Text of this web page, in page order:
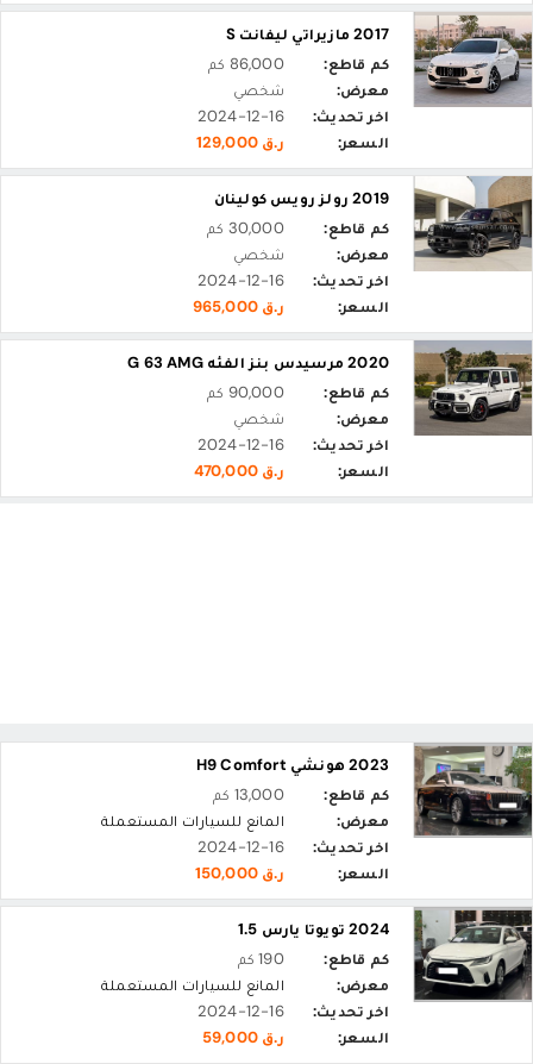
2017 مازيراتي ليفانت S
كم قاطع:
86,000 كم
معرض:
شخصي
اخر تحديث:
2024-12-16
السعر:
ر.ق 129,000
2019 رولز رويس كولينان
كم قاطع:
30,000 كم
معرض:
شخصي
اخر تحديث:
2024-12-16
السعر:
ر.ق 965,000
2020 مرسيدس بنز الفئه G 63 AMG
كم قاطع:
90,000 كم
معرض:
شخصي
اخر تحديث:
2024-12-16
السعر:
ر.ق 470,000
2023 هونشي H9 Comfort
كم قاطع:
13,000 كم
معرض:
المانع للسيارات المستعملة
اخر تحديث:
2024-12-16
السعر:
ر.ق 150,000
2024 تويوتا يارس 1.5
كم قاطع:
190 كم
معرض:
المانع للسيارات المستعملة
اخر تحديث:
2024-12-16
السعر:
ر.ق 59,000